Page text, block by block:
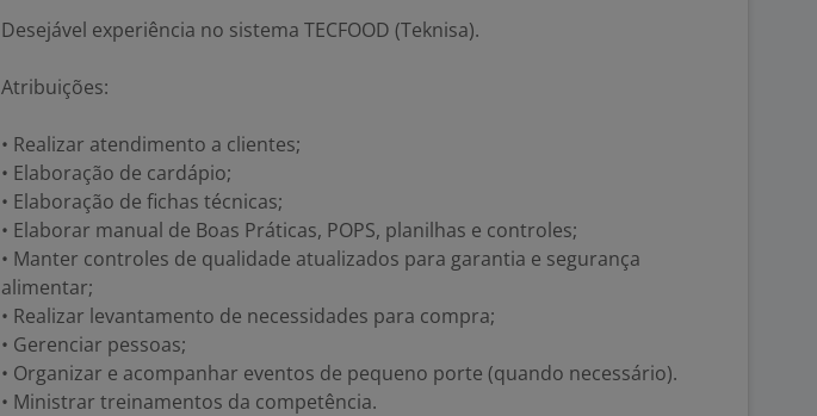
Desejável experiência no sistema TECFOOD (Teknisa).
Atribuições:
• Realizar atendimento a clientes;
• Elaboração de cardápio;
• Elaboração de fichas técnicas;
• Elaborar manual de Boas Práticas, POPS, planilhas e controles;
• Manter controles de qualidade atualizados para garantia e segurança
alimentar;
• Realizar levantamento de necessidades para compra;
• Gerenciar pessoas;
• Organizar e acompanhar eventos de pequeno porte (quando necessário).
• Ministrar treinamentos da competência.